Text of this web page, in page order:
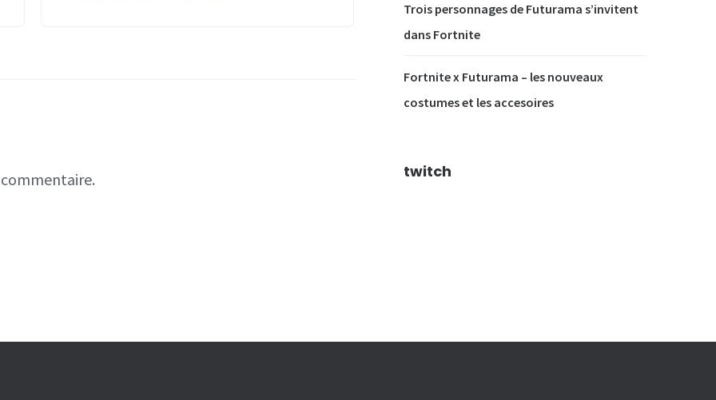
Trois personnages de Futurama s’invitent
dans Fortnite
Fortnite x Futurama – les nouveaux
costumes et les accesoires
twitch